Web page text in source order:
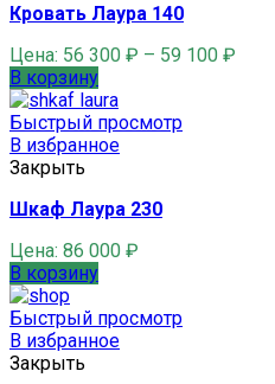
Кровать Лаура 140
Цена: 56 300 ₽ – 59 100 ₽
В корзину
Быстрый просмотр
В избранное
Закрыть
Шкаф Лаура 230
Цена: 86 000 ₽
В корзину
Быстрый просмотр
В избранное
Закрыть